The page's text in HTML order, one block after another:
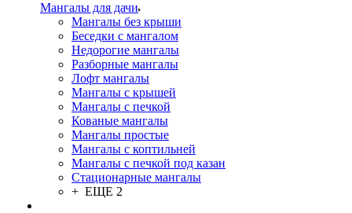
Мангалы для дачи
Мангалы без крыши
Беседки с мангалом
Недорогие мангалы
Разборные мангалы
Лофт мангалы
Мангалы с крышей
Мангалы с печкой
Кованые мангалы
Мангалы простые
Мангалы с коптильней
Мангалы с печкой под казан
Стационарные мангалы
+ ЕЩЕ 2